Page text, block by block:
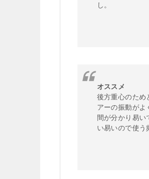
し。
オススメ
後方重心のため
アーの振動が
間が分かり易
い易いので使う